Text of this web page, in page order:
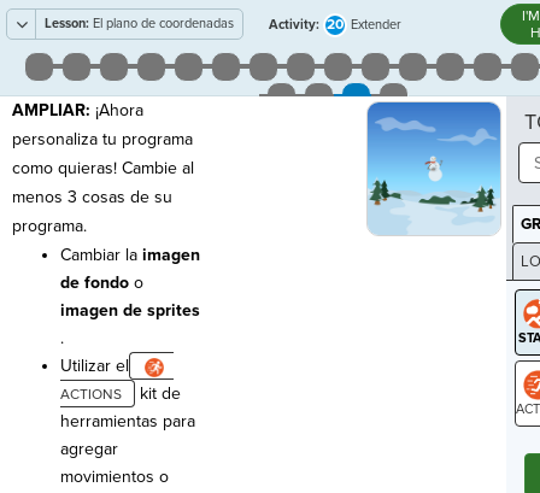
Lesson: El plano de coordenadas Activity: 20 Extender
AMPLIAR: ¡Ahora
personaliza tu programa
como quieras! Cambie al
menos 3 cosas de su
programa.
Cambiar la imagen
de fondo o
imagen de sprites
.
Utilizar el
kit de
herramientas para
agregar
movimientos o